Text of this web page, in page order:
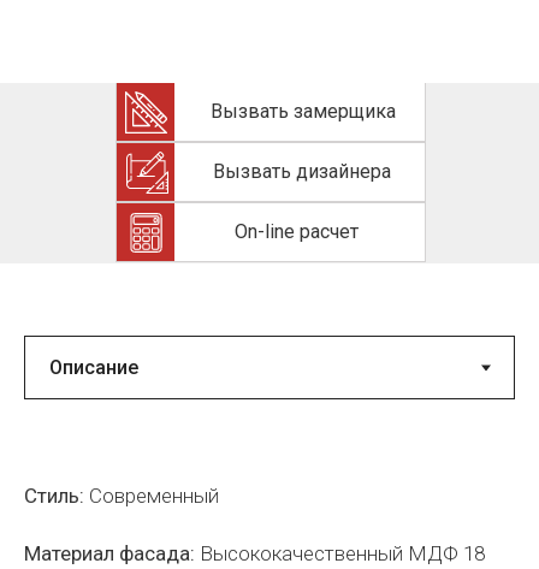
Вызвать дизайнера
On-line расчет
Вызвать замерщика
Стиль: Современный
Материал фасада: Высококачественный МДФ 18